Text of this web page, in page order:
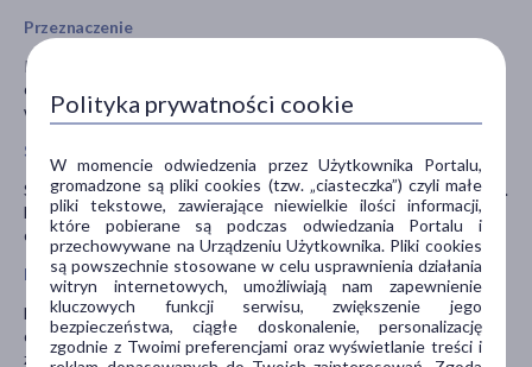
Przeznaczenie
Produkt jest przeznaczony dla dzieci i dorosłych jako naturalny
dodatek do posiłków. Idealny do kaszek, jogurtów, deserów i
wypieków.
Sposób użycia
Stosować jako posypkę, barwnik lub dodatek smakowy do potraw.
Można łączyć z jogurtem, naleśnikami, owsianą kaszką, ciastami i
domowymi deserami.
Przeciwwskazania i środki ostrożności
Należy stosować jako element zróżnicowanej i zbilansowanej
diety. Przechowywać w suchym, chłodnym miejscu, szczelnie
zamknięte. Unikać kontaktu z wilgocią, która może wpłynąć na
Polityka prywatności cookie
W momencie odwiedzenia przez Użytkownika Portalu,
gromadzone są pliki cookies (tzw. „ciasteczka”) czyli małe
pliki tekstowe, zawierające niewielkie ilości informacji,
które pobierane są podczas odwiedzania Portalu i
przechowywane na Urządzeniu Użytkownika. Pliki cookies
są powszechnie stosowane w celu usprawnienia działania
witryn internetowych, umożliwiają nam zapewnienie
kluczowych funkcji serwisu, zwiększenie jego
bezpieczeństwa, ciągłe doskonalenie, personalizację
zgodnie z Twoimi preferencjami oraz wyświetlanie treści i